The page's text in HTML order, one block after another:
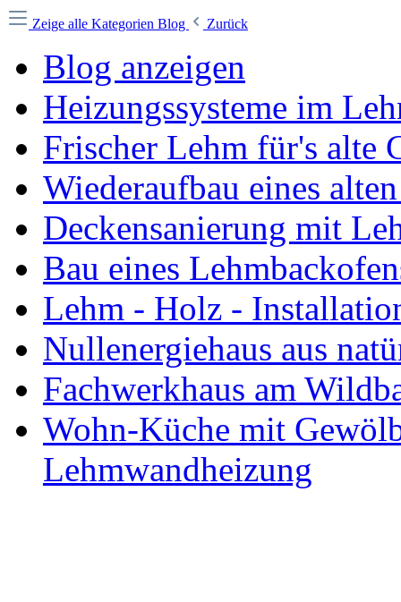
Zeige alle Kategorien Blog Zurück
Blog anzeigen
Heizungssysteme im
Frischer Lehm für's alte
Wiederaufbau eines
Deckensanierung mit
Bau eines
Lehm - Holz -
Nullenergiehaus aus
Fachwerkhaus am
Wohn-Küche mit
Lehmwandheizung